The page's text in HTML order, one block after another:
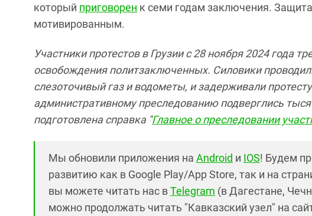
который приговорен к семи годам заключения.
мотивированным.
Участники протестов в Грузии с 28 ноября 2024 года
освобождения политзаключенных. Силовики
слезоточивый газ и водометы, и задерживали
административному преследованию подверглись
подготовлена справка "Главное о преследовании
Мы обновили приложения на Android и IOS! Будем
развитию как в Google Play/App Store, так и на
вы можете читать нас вTelegram (в Дагестане,
можно продолжать читать "Кавказский узел" на